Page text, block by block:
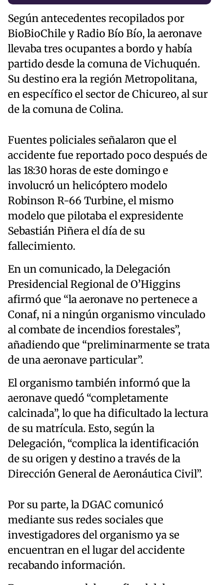
Según antecedentes recopilados por
BioBioChile y Radio Bío Bío, la aeronave
llevaba tres ocupantes a bordo y había
partido desde la comuna de Vichuquén.
Su destino era la región Metropolitana,
en específico el sector de Chicureo, al sur
de la comuna de Colina.
Fuentes policiales señalaron que el
accidente fue reportado poco después de
las 18:30 horas de este domingo e
involucró un helicóptero modelo
Robinson R-66 Turbine, el mismo
modelo que pilotaba el expresidente
Sebastián Piñera el día de su
fallecimiento.
En un comunicado, la Delegación
Presidencial Regional de O’Higgins
afirmó que “la aeronave no pertenece a
Conaf, ni a ningún organismo vinculado
al combate de incendios forestales”,
añadiendo que “preliminarmente se trata
de una aeronave particular”.
El organismo también informó que la
aeronave quedó “completamente
calcinada”, lo que ha dificultado la lectura
de su matrícula. Esto, según la
Delegación, “complica la identificación
de su origen y destino a través de la
Dirección General de Aeronáutica Civil”.
Por su parte, la DGAC comunicó
mediante sus redes sociales que
investigadores del organismo ya se
encuentran en el lugar del accidente
recabando información.